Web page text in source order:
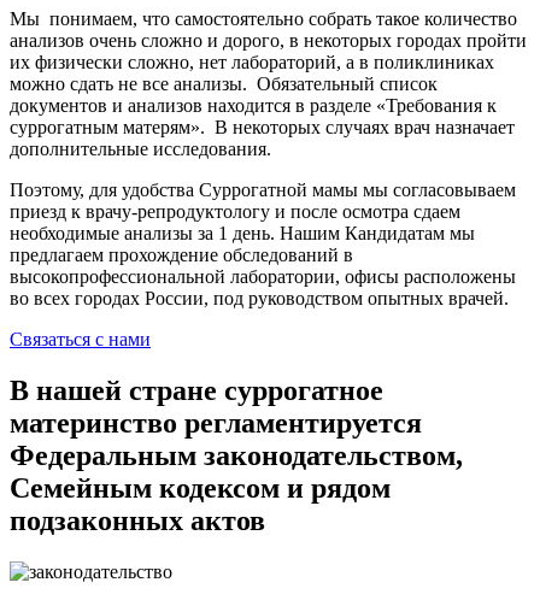
Мы понимаем, что самостоятельно собрать такое количество
анализов очень сложно и дорого, в некоторых городах пройти
их физически сложно, нет лабораторий, а в поликлиниках
можно сдать не все анализы. Обязательный список
документов и анализов находится в разделе «Требования к
суррогатным матерям». В некоторых случаях врач назначает
дополнительные исследования.
Поэтому, для удобства Суррогатной мамы мы согласовываем
приезд к врачу-репродуктологу и после осмотра сдаем
необходимые анализы за 1 день. Нашим Кандидатам мы
предлагаем прохождение обследований в
высокопрофессиональной лаборатории, офисы расположены
во всех городах России, под руководством опытных врачей.
Связаться с нами
В нашей стране суррогатное
материнство регламентируется
Федеральным законодательством,
Семейным кодексом и рядом
подзаконных актов